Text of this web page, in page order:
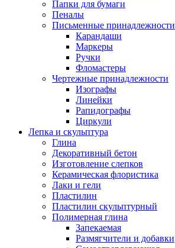
Папки для бумаги
Пеналы
Письменные принадлежности
Карандаши
Маркеры
Ручки
Фломастеры
Чертежные принадлежности
Изографы
Линейки
Рапидографы
Циркули
Лепка и скульптура
Глина
Декоративный бетон
Изготовление слепков
Керамическая флористика
Лаки и гели
Пластилин
Пластилин скульптурный
Полимерная глина
Запекаемая
Размягчители и добавки